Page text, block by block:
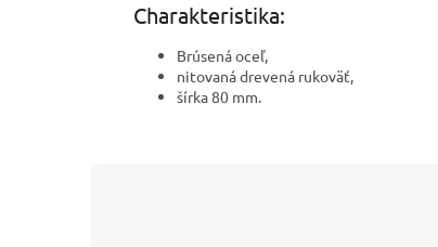
Charakteristika:
Brúsená oceľ,
nitovaná drevená rukoväť,
šírka 80 mm.